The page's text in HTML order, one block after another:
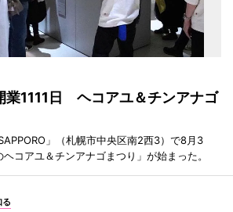
業1111日 ヘコアユ＆チンアナゴ
」（札幌市中央区南2西3）で8月3
ヘコアユ＆チンアナゴまつり」が始まった。
る